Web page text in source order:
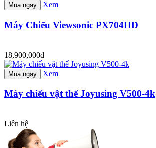
Mua ngay Xem
Máy Chiếu Viewsonic PX704HD
18,900,000đ
Mua ngay Xem
Máy chiếu vật thể Joyusing V500-4k
Liên hệ